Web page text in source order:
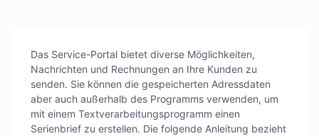
Das Service-Portal bietet diverse Möglichkeiten,
Nachrichten und Rechnungen an Ihre Kunden zu
senden. Sie können die gespeicherten Adressdaten
aber auch außerhalb des Programms verwenden, um
mit einem Textverarbeitungsprogramm einen
Serienbrief zu erstellen. Die folgende Anleitung bezieht